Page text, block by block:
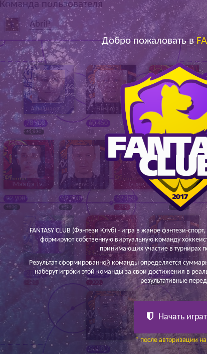
Добро пожаловать в
FANTASY CLUB (Фэнтези Клуб) - игра в жанре фэнтези-
формируют собственную виртуальную команду
принимающих участие в турнирах
Результат сформированной команды определяется
наберут игроки этой команды за свои достижения в
результативные
Начать
* после авторизации
Команда пользователя
AbriP
Катаев А.
50 280
Норицын А.
28 200
-100
Ивкин В.
66 800
- 300
Семёнов
Максим Д.
57 100
+300
Мяаття Ту.
92 900
+800
Бефус Я.
69 200
+50
Чупин С.
62 350
- 200
Дергаев
100 200
+1 725
Ахманаев Е.
78 700
+1 800
Ничков А.
60 450
Каланчин В.
74 500
+800